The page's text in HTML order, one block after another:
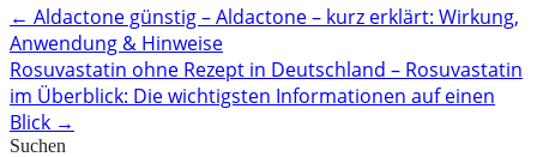
Post
navigation
← Aldactone günstig – Aldactone – kurz erklärt: Wirkung,
Anwendung & Hinweise
Rosuvastatin ohne Rezept in Deutschland – Rosuvastatin
im Überblick: Die wichtigsten Informationen auf einen
Blick →
Suchen